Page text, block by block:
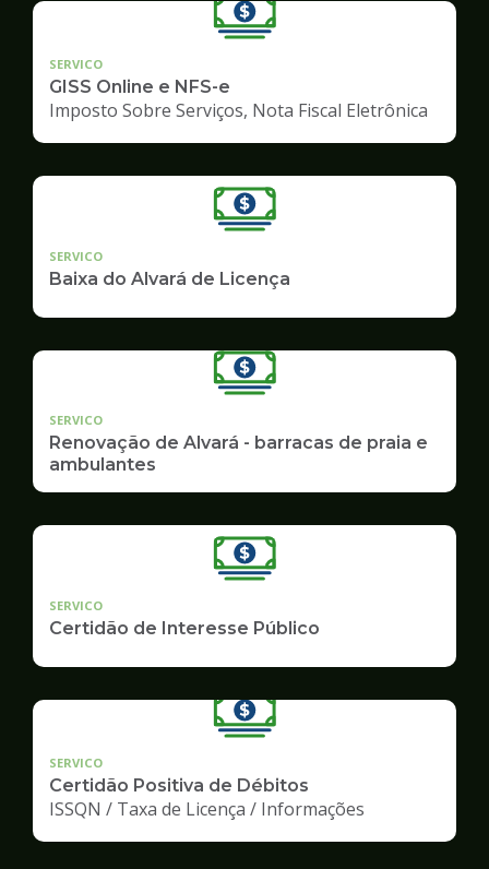
SERVICO
GISS Online e NFS-e
Imposto Sobre Serviços, Nota Fiscal Eletrônica
SERVICO
Baixa do Alvará de Licença
SERVICO
Renovação de Alvará - barracas de praia e
ambulantes
SERVICO
Certidão de Interesse Público
SERVICO
Certidão Positiva de Débitos
ISSQN / Taxa de Licença / Informações